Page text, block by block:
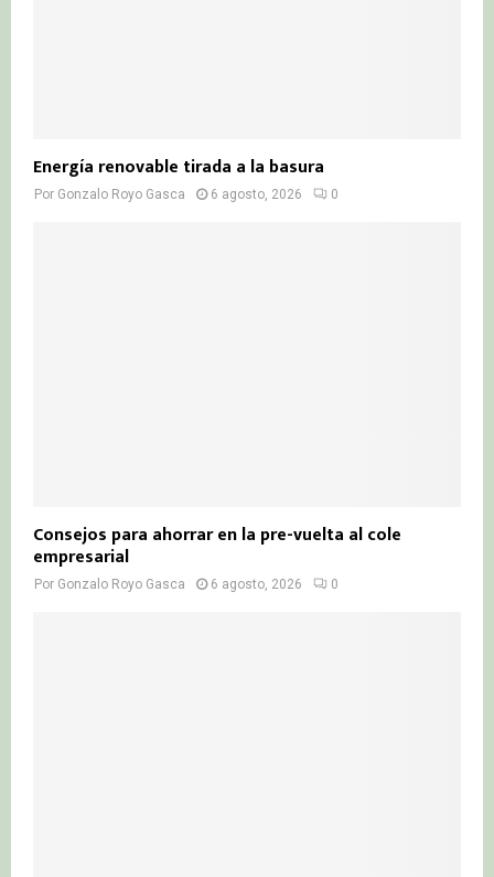
Energía renovable tirada a la basura
Por Gonzalo Royo Gasca 6 agosto, 2026 0
Consejos para ahorrar en la pre-vuelta al cole
empresarial
Por Gonzalo Royo Gasca 6 agosto, 2026 0